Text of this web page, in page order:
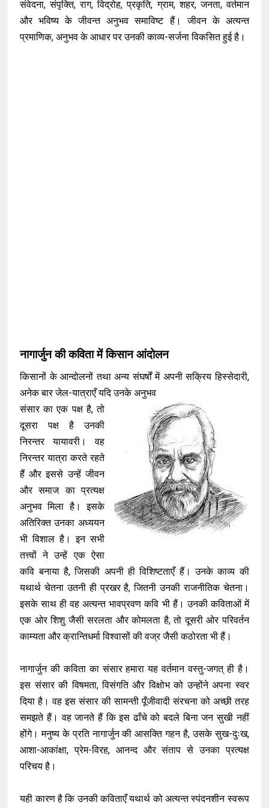
संवेदना, संपृक्ति, राग, विद्रोह, प्रकृति, ग्राम, शहर, जनता, वर्तमान
और भविष्य के जीवन्त अनुभव समाविष्ट हैं। जीवन के अत्यन्त
प्रमाणिक, अनुभव के आधार पर उनकी काव्य-सर्जना विकसित हुई है।
नागार्जुन की कविता में किसान आंदोलन
किसानों के आन्दोलनों तथा अन्य संघर्षों में अपनी सक्रिय हिस्सेदारी,
अनेक बार जेल-यात्राएँ यदि उनके अनुभव
संसार का एक पक्ष है, तो
दूसरा पक्ष है उनकी
निरन्तर यायावरी। वह
निरन्तर यात्रा करते रहते
हैं और इससे उन्हें जीवन
और समाज का प्रत्यक्ष
अनुभव मिला है। इसके
अतिरिक्त उनका अध्ययन
भी विशाल है। इन सभी
तत्त्वों ने उन्हें एक ऐसा
कवि बनाया है, जिसकी अपनी ही विशिष्टताएँ हैं। उनके काव्य की
यथार्थ चेतना उतनी ही प्रखर है, जितनी उनकी राजनीतिक चेतना।
इसके साथ ही वह अत्यन्त भावप्रवण कवि भी हैं। उनकी कविताओं में
एक ओर शिशु जैसी सरलता और कोमलता है, तो दूसरी ओर परिवर्तन
काम्यता और क्रान्तिधर्मा विश्वासों की वज्र जैसी कठोरता भी हैं।
नागार्जुन की कविता का संसार हमारा यह वर्तमान वस्तु-जगत् ही है।
इस संसार की विषमता, विसंगति और विक्षोभ को उन्होंने अपना स्वर
दिया है। वह इस संसार की सामन्ती पूँजीवादी संरचना को अच्छी तरह
समझते हैं। वह जानते हैं कि इस ढाँचे को बदले बिना जन सुखी नहीं
होंगे। मनुष्य के प्रति नागार्जुन की आसक्ति गहन है, उसके सुख-दुःख,
आशा-आकांक्षा, प्रेम-विरह, आनन्द और संताप से उनका प्रत्यक्ष
परिचय है।
यही कारण है कि उनकी कविताएँ यथार्थ को अत्यन्त स्पंदनशीन स्वरूप